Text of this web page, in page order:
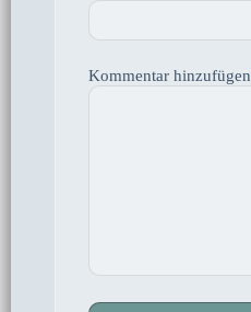
Kommentar hinzufügen